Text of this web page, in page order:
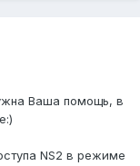
Ваша помощь, в
NS2 в режиме